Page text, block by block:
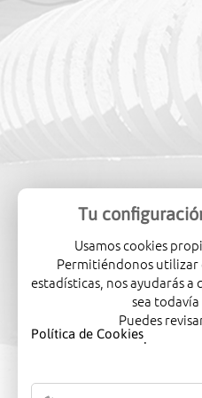
Tu
Usamos cookies
Permitiéndonos utilizar
estadísticas, nos ayudarás
sea
Puedes
Política de Cookies.